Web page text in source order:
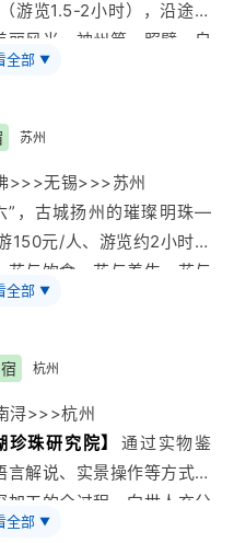
向中外游客展示了一幅幅
青画卷。让游客在欣赏富
，品味四川独特的民俗风
美绝伦，于淡雅中享受旅
发。
（双人标准间、独立卫生
、公共区域覆盖WIFI，免
宾馆位于峨眉山万年寺景区
寺索道正对面，地理位置
佛教景点，提供各类佛教
安、佛物开光，法物流通
据需求自选自购；
，下行经白龙洞前往峨眉
阁，聆听峨眉山十大自然
自然生态猴区---
同嬉戏后下山；
都，结束全部行程；
晚标准相同
（游览1.5-2小时），沿途欣
风光、神州第一照壁、自
额，园内尤以湖石著称，
太平天国历史博物馆。
志性景点钟山风景区国家
游览1.5小时左右、周一闭
为公坊等。
，车程约1.5小时）入住宾
客的来程交通各不相同，
灵活安排，早到的游客会
点前，如能提前接齐提前
全部 ▼
苏州
>>>无锡>>>苏州
”，古城扬州的璀璨明珠—
150元/人、游览约2小时、
与饮食、花与养生、花与
扬州万花会4月8日开始直
万盆各类花卉盛开笑迎八
中散发别样韵味。瘦西湖
)，四桥烟雨、虹桥、长堤
琴室、木樨书屋、棋室、
荫馆、吹台、水云胜概、
晴云、二十四桥景区等景
全部 ▼
宿 杭州
浔>>>杭州
珍珠研究院】
通过实物鉴
解说、实景操作等方式，
加工的全过程，向世人充分
和药用价值及珍珠贝的装
全部 ▼